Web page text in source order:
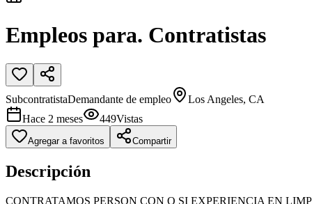
Empleos para. Contratistas
SubcontratistaDemandante de empleo
Los Angeles, CA
Hace 2 meses
449Vistas
Agregar a favoritos Compartir
Descripción
CONTRATAMOS PERSON CON O SI EXPERIENCIA EN